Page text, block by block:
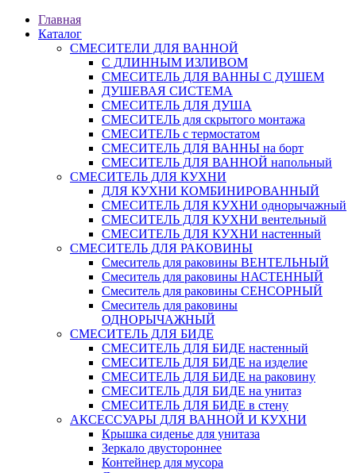
Главная
Каталог
СМЕСИТЕЛИ ДЛЯ ВАННОЙ
С ДЛИННЫМ ИЗЛИВОМ
СМЕСИТЕЛЬ ДЛЯ ВАННЫ С ДУШЕМ
ДУШЕВАЯ СИСТЕМА
СМЕСИТЕЛЬ ДЛЯ ДУША
СМЕСИТЕЛЬ для скрытого монтажа
СМЕСИТЕЛЬ с термостатом
СМЕСИТЕЛЬ ДЛЯ ВАННЫ на борт
СМЕСИТЕЛЬ ДЛЯ ВАННОЙ напольный
СМЕСИТЕЛЬ ДЛЯ КУХНИ
ДЛЯ КУХНИ КОМБИНИРОВАННЫЙ
СМЕСИТЕЛЬ ДЛЯ КУХНИ однорычажный
СМЕСИТЕЛЬ ДЛЯ КУХНИ вентельный
СМЕСИТЕЛЬ ДЛЯ КУХНИ настенный
СМЕСИТЕЛЬ ДЛЯ РАКОВИНЫ
Смеситель для раковины ВЕНТЕЛЬНЫЙ
Смеситель для раковины НАСТЕННЫЙ
Смеситель для раковины СЕНСОРНЫЙ
Смеситель для раковины
ОДНОРЫЧАЖНЫЙ
СМЕСИТЕЛЬ ДЛЯ БИДЕ
СМЕСИТЕЛЬ ДЛЯ БИДЕ настенный
СМЕСИТЕЛЬ ДЛЯ БИДЕ на изделие
СМЕСИТЕЛЬ ДЛЯ БИДЕ на раковину
СМЕСИТЕЛЬ ДЛЯ БИДЕ на унитаз
СМЕСИТЕЛЬ ДЛЯ БИДЕ в стену
АКСЕССУАРЫ ДЛЯ ВАННОЙ И КУХНИ
Крышка сиденье для унитаза
Зеркало двустороннее
Контейнер для мусора